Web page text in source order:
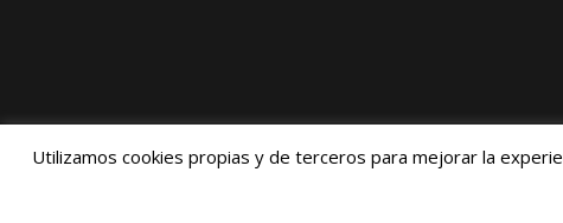
2016-2017 ABELSA & PARG, ALL RIGHTS
Utilizamos cookies propias y de terceros para mejorar la